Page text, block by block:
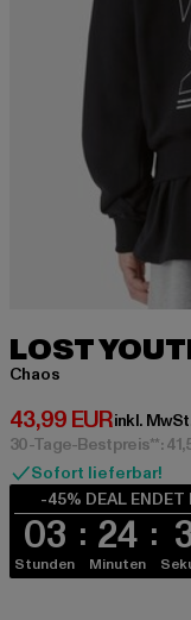
LOST
Chaos
43,99 EUR
Derzeitiger Preis:
inkl.
30-Tage-Bestpreis**:
Sofort lieferbar!
-45% DEAL ENDET
03
Stunden
24
Minuten